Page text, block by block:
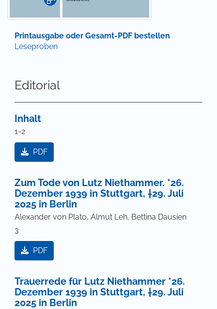
Printausgabe oder Gesamt-PDF bestellen
Leseproben
Editorial
Inhalt
1-2
PDF
Zum Tode von Lutz Niethammer. *26.
Dezember 1939 in Stuttgart, †29. Juli
2025 in Berlin
Alexander von Plato, Almut Leh, Bettina Dausien
3
PDF
Trauerrede für Lutz Niethammer *26.
Dezember 1939 in Stuttgart, †29. Juli
2025 in Berlin